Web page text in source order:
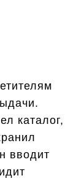
каталог,
вводит